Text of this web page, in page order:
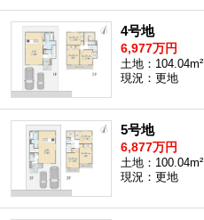
4号地
6,977万円
土地：104.04m²
現況：更地
5号地
6,877万円
土地：100.04m²
現況：更地